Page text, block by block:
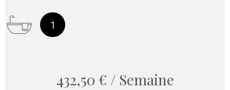
1
432,50 € / Semaine